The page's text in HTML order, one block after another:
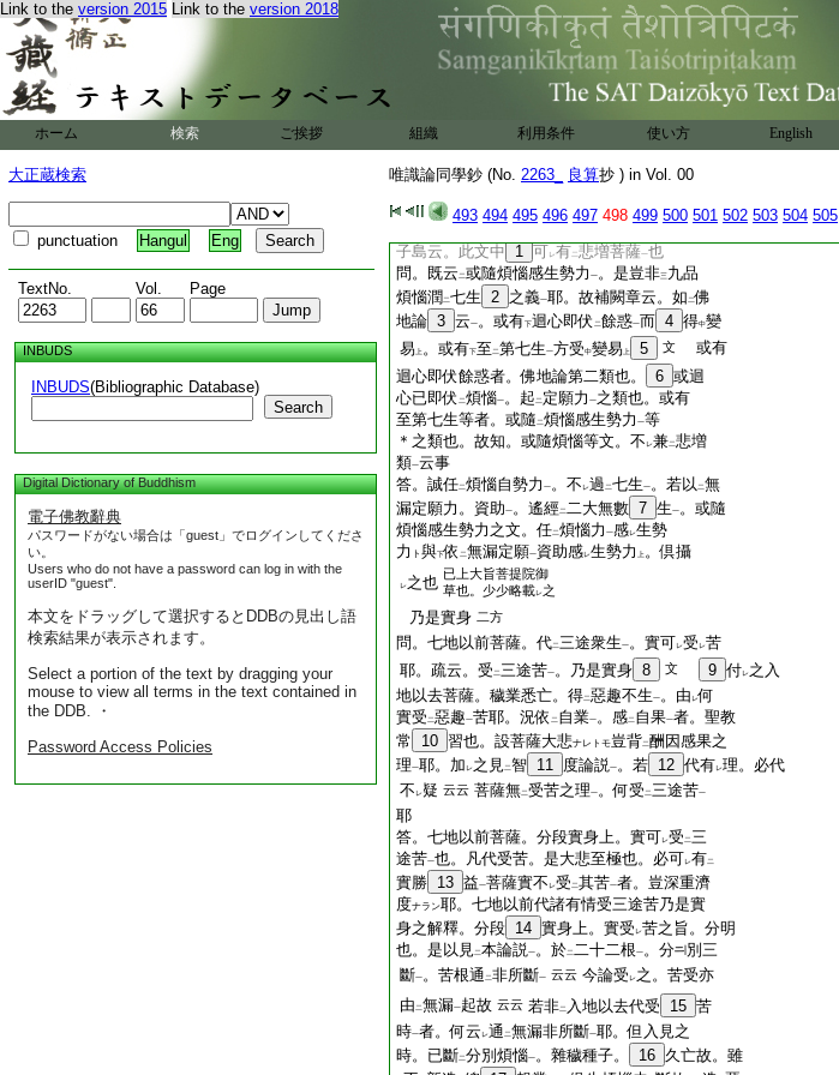
Link to the version 2015 Link to the version 2018
ホーム 検索 ご挨拶 組織 利用条件 使い方 English
大正蔵検索
punctuation Hangul Eng
TextNo. Vol. Page
INBUDS
INBUDS(Bibliographic Database)
Search
Digital Dictionary of Buddhism
電子佛教辭典
パスワードがない場合は「guest」でログインしてくださ
い。
Users who do not have a password can log in with the
userID "guest".
本文をドラッグして選択するとDDBの見出し語
検索結果が表示されます。
Select a portion of the text by dragging your
mouse to view all terms in the text contained in
the DDB. ・
Password Access Policies
唯識論同學鈔 (No. 2263_ 良算抄 ) in Vol. 00
493 494 495 496 497 498 499 500 501 502 503 504 505
云事上 。菩提院云。見二章下文 一。雖 29 未 入
地亦不 無色一。悲願自在。隨受生故。
乃至 或亦許 生 三界 業縛。彼 32 猶有 故
悲願自在隨受生故之文。豈非 分段
33 身
問。章家以 何爲 證耶 答。佛地論二云。若
有學位。迴
向菩提一。或隨二煩惱感生勢力一
。資 34 後身因 。如 前道理 乃至 成佛 云云
子島云。此文中 1 可レ有二悲増菩薩一也
問。既云 二或隨煩惱感生勢力 一。是豈非三九品
煩惱潤 二七生 2 之義一耶。故補闕章云。如 二佛
地論 3 云一。或有下迴心即伏 二餘惑一而 4 得中變
易 上 。或有下至 二第七生一方受中變易 上 5 文
或有
迴心即伏餘惑者。佛地論第二類也。
6 或迴
心已即伏 二煩惱一。起 二 定願力 一之類也。或有
至第七生等者。或隨 二煩惱感生勢力 一等
＊之類也。故知。或隨煩惱等文。不 レ兼二悲増
類一云事
答。誠任二煩惱自勢力 一。不 レ過 二七生一。若以 二無
漏定願力。資助一。遙經二二大無數 7 生一。或隨
煩惱感生勢力之文。任二煩惱力 一感レ生勢
力 ト 與下依 二無漏定願一資助感レ生勢力 上 。倶攝
レ之也 已上大旨菩提院御
草也。少少略載レ之
乃是實身 二方
問。七地以前菩薩。代二三途衆生一。實可レ受 レ苦
耶。疏云。受 二三途苦一。乃是實身 8 文 9 付レ之入
地以去菩薩。穢業悉亡。得二惡趣不生一。由 レ何
實受 二惡趣一苦耶。況依 二 自業一。感二 自果一者。聖教
常
10 習也。設菩薩大悲ナレトモ豈背二酬因感果之
理一耶。加 レ之見二智 11 度論説一。若 12 代有レ理。必代
不 レ疑 云云 菩薩無二受苦之理一。何受 二三途苦一
耶
答。七地以前菩薩。分段實身上。實可レ受 二三
途苦一也。凡代受苦。是大悲至極也。必可レ有二
實勝 13 益一菩薩實不 レ受 二其苦一者。豈深重濟
度ナラン耶。七地以前代諸有情受三途苦乃是實
身之解釋。分段 14 實身上。實受 レ苦之旨。分明
也。是以見二本論説一。於二二十二根一。分
別三
斷一。苦根通 二非所斷一 云云 今論受 レ之。苦受亦
由 二無漏一起故 云云 若非二 入地以去代受 15 苦
時一者。何云 レ通 二無漏非所斷一耶。但入見之
時。已斷二分別煩惱一。雜穢種子。 16 久亡故。雖